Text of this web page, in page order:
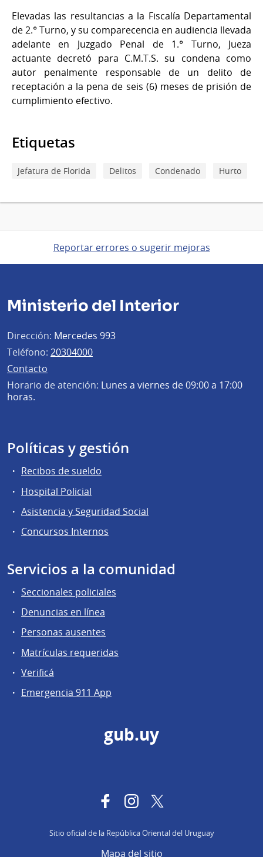
Elevadas las resultancias a la Fiscalía Departamental
de 2.° Turno, y su comparecencia en audiencia llevada
adelante en Juzgado Penal de 1.° Turno, Jueza
actuante decretó para C.M.T.S. su condena como
autor penalmente responsable de un delito de
receptación a la pena de seis (6) meses de prisión de
cumplimiento efectivo.
Etiquetas
Jefatura de Florida Delitos Condenado Hurto
Reportar errores o sugerir mejoras
Ministerio del Interior
Dirección: Mercedes 993
Teléfono: 20304000
Contacto
Horario de atención: Lunes a viernes de 09:00 a 17:00
horas.
Políticas y gestión
Recibos de sueldo
Hospital Policial
Asistencia y Seguridad Social
Concursos Internos
Servicios a la comunidad
Seccionales policiales
Denuncias en línea
Personas ausentes
Matrículas requeridas
Verificá
Emergencia 911 App
gub.uy
FacebookInstagram
Sitio oficial de la República Oriental del Uruguay
Mapa del sitio